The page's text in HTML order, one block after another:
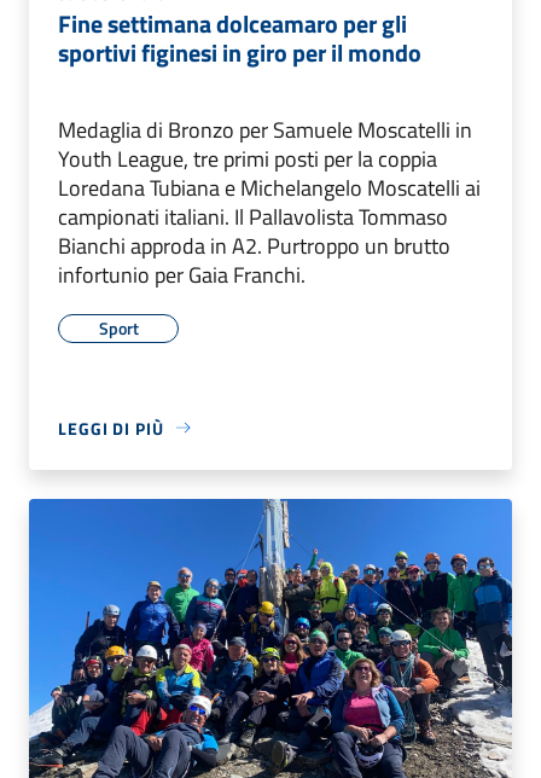
Fine settimana dolceamaro per gli
sportivi figinesi in giro per il mondo
Medaglia di Bronzo per Samuele Moscatelli in
Youth League, tre primi posti per la coppia
Loredana Tubiana e Michelangelo Moscatelli ai
campionati italiani. Il Pallavolista Tommaso
Bianchi approda in A2. Purtroppo un brutto
infortunio per Gaia Franchi.
Sport
LEGGI DI PIÙ